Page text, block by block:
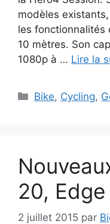
modèles
les fonctionnalités
10 mètres. Son
1080p à … Lire la
Catégories
Bike, Cycling,
20,
2 juillet 2015 par